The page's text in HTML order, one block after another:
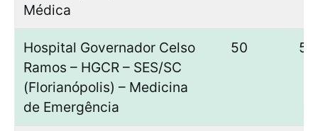
Médica
Hospital Governador Celso
Ramos – HGCR – SES/SC
(Florianópolis) – Medicina
de Emergência
50 50